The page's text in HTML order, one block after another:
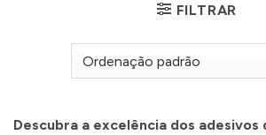
FILTRAR
Descubra a excelência dos adesivos